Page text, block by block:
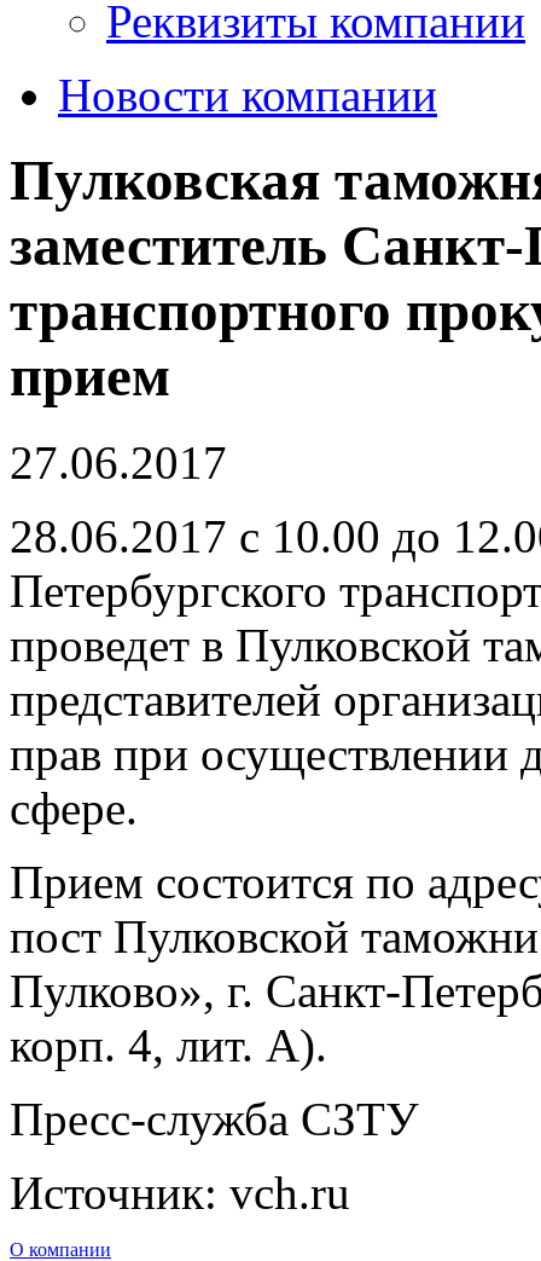
Реквизиты компании
Новости компании
Пулковская
заместитель Санкт-
транспортного
прием
27.06.2017
28.06.2017 с 10.00 до
Петербургского
проведет в Пулковской
представителей
прав при осуществлении
сфере.
Прием состоится по
пост Пулковской
Пулково», г. Санкт-
корп. 4, лит. А).
Пресс-служба СЗТУ
Источник: vch.ru
О компании